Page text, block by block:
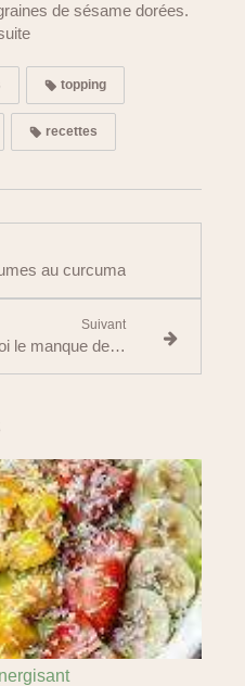
de sésame dorées.
topping
recettes
au curcuma
Suivant
Je vous explique pourquoi le manque de sommeil pèse sur la balance :